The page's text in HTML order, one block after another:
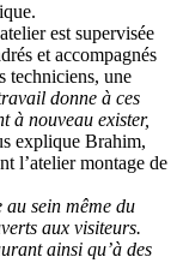
est supervisée
et accompagnés
techniciens, une
donne à ces
à nouveau exister,
explique Brahim,
l’atelier montage de
au sein même du
aux visiteurs.
ainsi qu’à des